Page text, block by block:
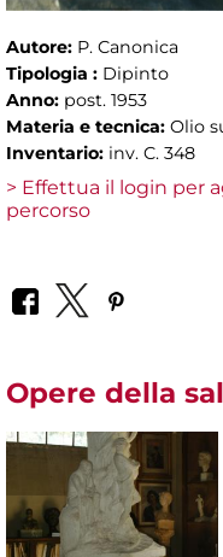
Autore: P. Canonica
Tipologia : Dipinto
Anno: post. 1953
Materia e tecnica: Olio
Inventario: inv. C. 348
> Effettua il login per
percorso
Opere della